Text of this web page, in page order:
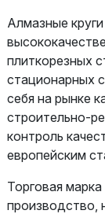
Алмазные
плиткорезных
стационарных
себя на рынке
строительно-
контроль
европейским
Торговая
производство,